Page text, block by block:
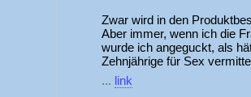
Zwar wird in den
Aber immer, wenn ich die
wurde ich angeguckt, als
Zehnjährige für Sex
... link